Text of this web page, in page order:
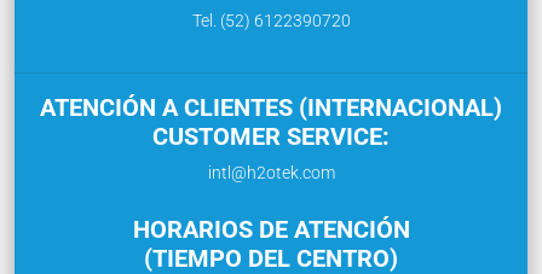
Tel. (52) 6122390720
ATENCIÓN A CLIENTES (INTERNACIONAL)
CUSTOMER SERVICE:
intl@h2otek.com
HORARIOS DE ATENCIÓN
(TIEMPO DEL CENTRO)